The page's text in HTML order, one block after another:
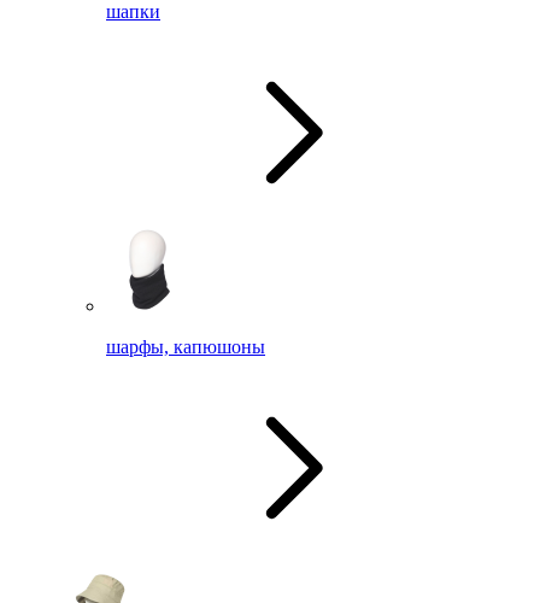
шапки
шарфы, капюшоны